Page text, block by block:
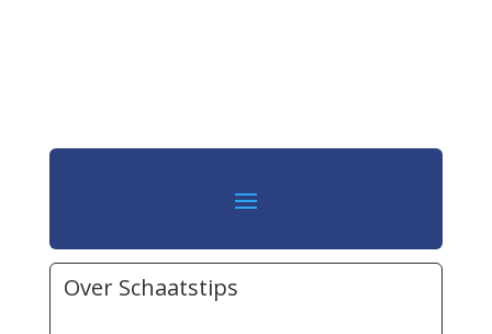
Over Schaatstips